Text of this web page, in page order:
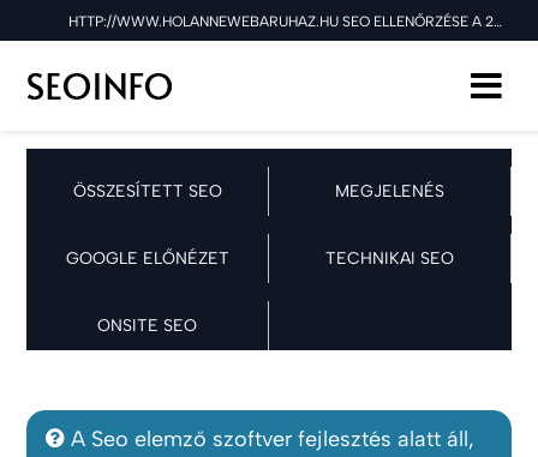
HTTP://WWW.HOLANNEWEBARUHAZ.HU SEO ELLENŐRZÉSE A 2026.02.09 NAPON
ÖSSZESÍTETT SEO MEGJELENÉS
GOOGLE ELŐNÉZET TECHNIKAI SEO
ONSITE SEO
A Seo elemző szoftver fejlesztés alatt áll,